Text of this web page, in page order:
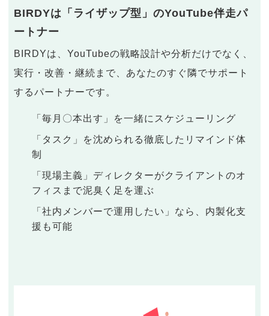
BIRDYは「ライザップ型」のYouTube伴走パ
ートナー
BIRDYは、YouTubeの戦略設計や分析だけでなく、
実行・改善・継続まで、あなたのすぐ隣でサポート
するパートナーです。
「毎月〇本出す」を一緒にスケジューリング
「タスク」を沈められる徹底したリマインド体
制
「現場主義」ディレクターがクライアントのオ
フィスまで泥臭く足を運ぶ
「社内メンバーで運用したい」なら、内製化支
援も可能